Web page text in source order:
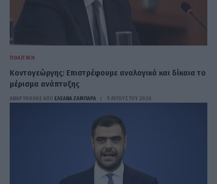
ΠΟΛΙΤΙΚΉ
Κοντογεώργης: Επιστρέφουμε αναλογικά και δίκαια το
μέρισμα ανάπτυξης
ΑΝΑΡΤΗΘΗΚΕ ΑΠΟ ΕΛΕΑΝΑ ΖΑΜΠΑΡΑ 9 ΑΥΓΟΎΣΤΟΥ 2026